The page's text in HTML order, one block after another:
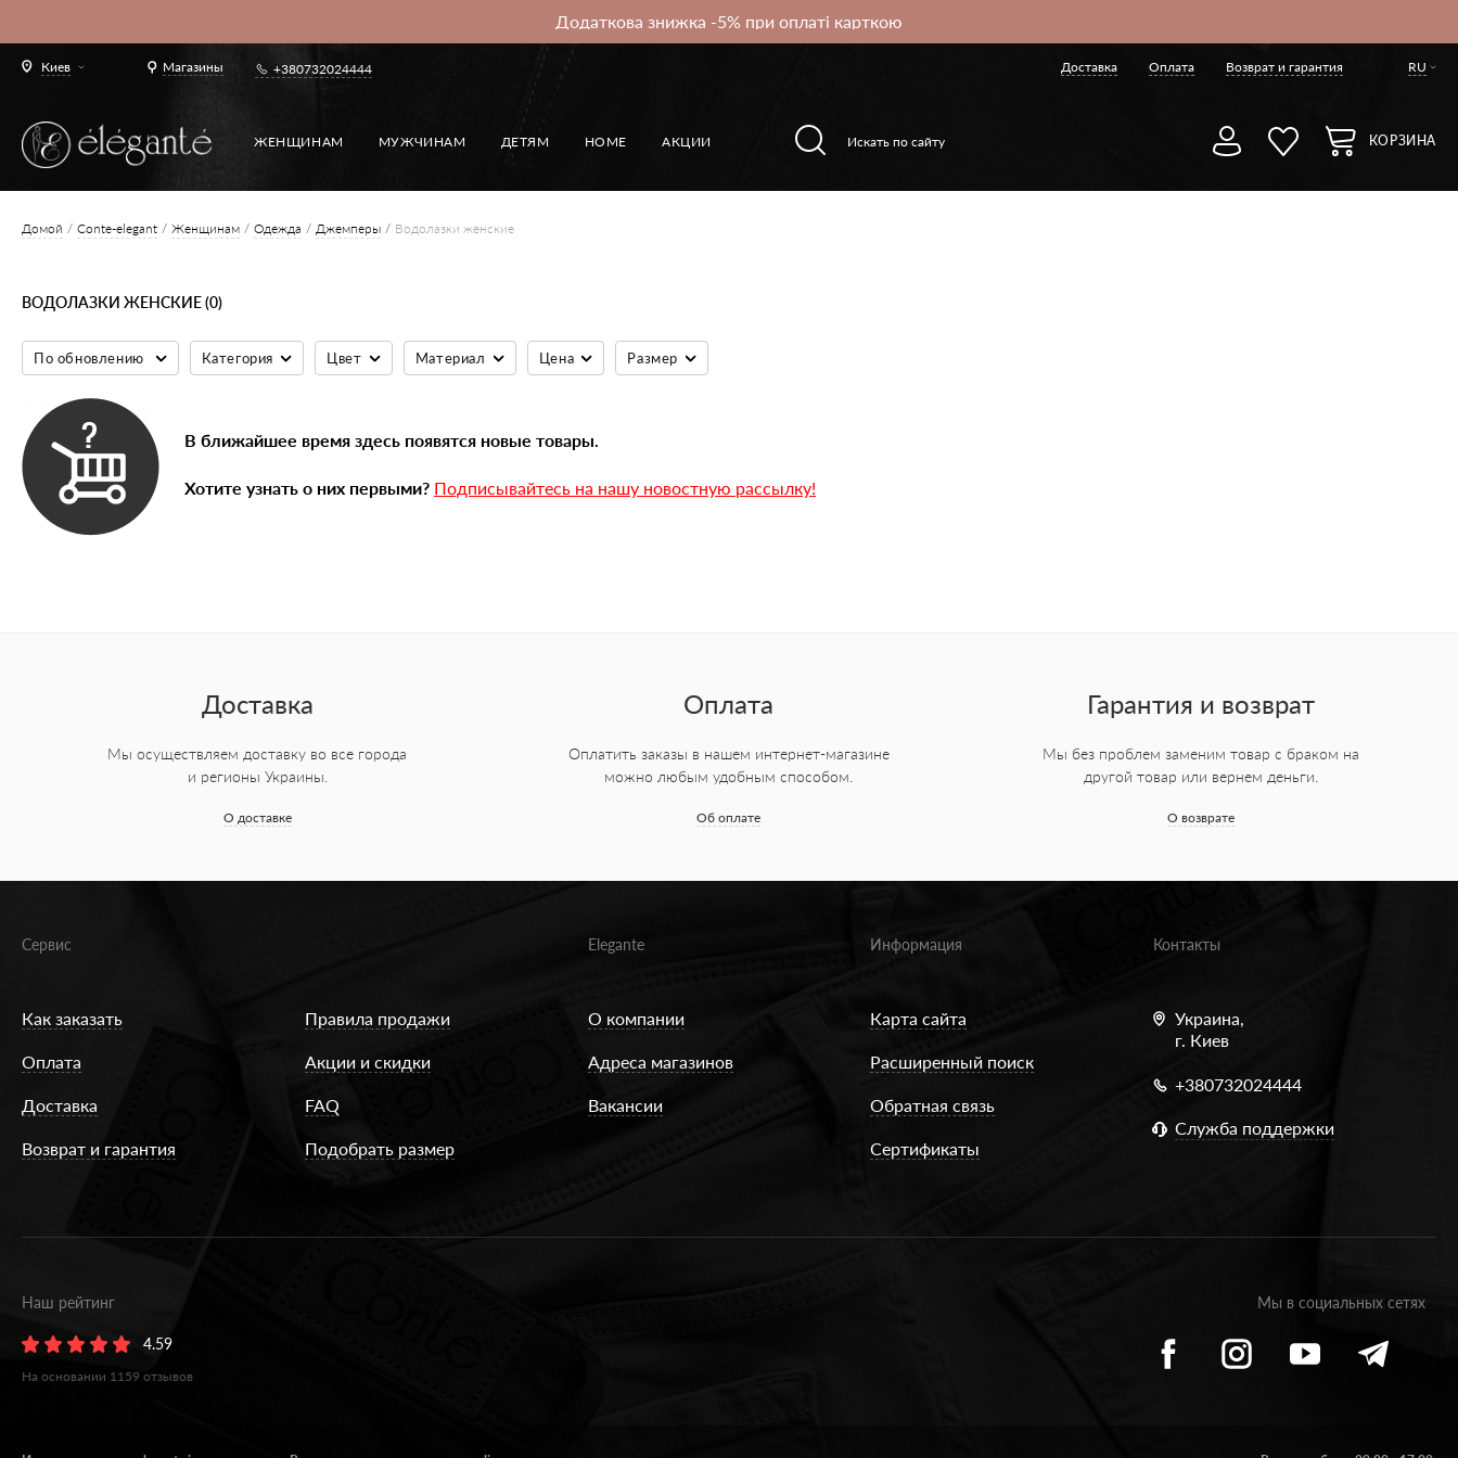
Додаткова знижка -5% при оплаті карткою
Киев Магазины +380732024444 Доставка Оплата Возврат и гарантия RU
ЖЕНЩИНАМ МУЖЧИНАМ ДЕТЯМ HOME АКЦИИ КОРЗИНА
Домой Conte-elegant Женщинам Одежда Джемперы Водолазки женские
ВОДОЛАЗКИ ЖЕНСКИЕ (0)
По обновлению Категория Цвет Материал Цена Размер
В ближайшее время здесь появятся новые товары.
Хотите узнать о них первыми? Подписывайтесь на нашу новостную рассылку!
Доставка
Мы осуществляем доставку во все города
и регионы Украины.
О доставке
Оплата
Оплатить заказы в нашем интернет-магазине
можно любым удобным способом.
Об оплате
Гарантия и возврат
Мы без проблем заменим товар с браком на
другой товар или вернем деньги.
О возврате
Сервис
Как заказать
Оплата
Доставка
Возврат и гарантия
Правила продажи
Акции и скидки
FAQ
Подобрать размер
Elegante
О компании
Адреса магазинов
Вакансии
Информация
Карта сайта
Расширенный поиск
Обратная связь
Сертификаты
Контакты
Украина,
г. Киев
+380732024444
Служба поддержки
Наш рейтинг
4.59
На основании 1159 отзывов
Мы в социальных сетях